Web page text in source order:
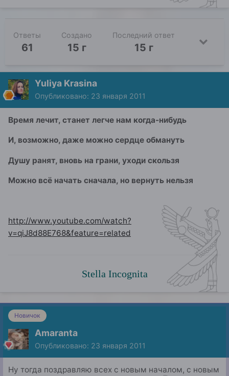
Ответы
61
Создано
15 г
Последний ответ
15 г
Yuliya Krasina
Опубликовано: 23 января 2011
Время лечит, станет легче нам когда-нибудь
И, возможно, даже можно сердце обмануть
Душу ранят, вновь на грани, уходи скользя
Можно всё начать сначала, но вернуть нельзя
http://www.youtube.com/watch?
v=qiJ8d88E768&feature=related
Stella Incognita
Новичок
Amaranta
Опубликовано: 23 января 2011
Ну тогда поздравляю всех с новым началом, с новым